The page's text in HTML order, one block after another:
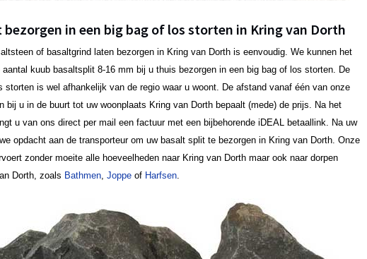
in een big bag of los storten in Kring van Dorth
of basaltgrind laten bezorgen in Kring van Dorth is eenvoudig. We kunnen het
aantal kuub basaltsplit 8-16 mm bij u thuis bezorgen in een big bag of los storten. De
storten is wel afhankelijk van de regio waar u woont. De afstand vanaf één van onze
bij u in de buurt tot uw woonplaats Kring van Dorth bepaalt (mede) de prijs. Na het
u van ons direct per mail een factuur met een bijbehorende iDEAL betaallink. Na uw
opdacht aan de transporteur om uw basalt split te bezorgen in Kring van Dorth. Onze
zonder moeite alle hoeveelheden naar Kring van Dorth maar ook naar dorpen
Dorth, zoals Bathmen, Joppe of Harfsen.